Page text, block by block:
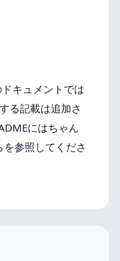
キュメントでは
る記載は追加さ
にはちゃん
参照してくださ